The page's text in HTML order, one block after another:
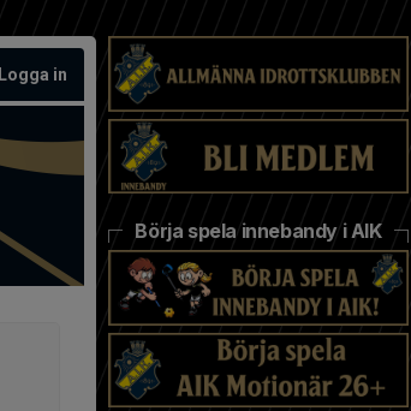
Logga in
Börja spela innebandy i AIK